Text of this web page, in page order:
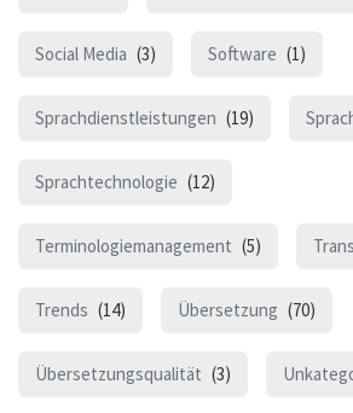
Social Media (3) Software (1)
Sprachdienstleistungen (19)
Sprachtechnologie (12)
Terminologiemanagement (5)
Trends (14) Übersetzung (70)
Übersetzungsqualität (3)